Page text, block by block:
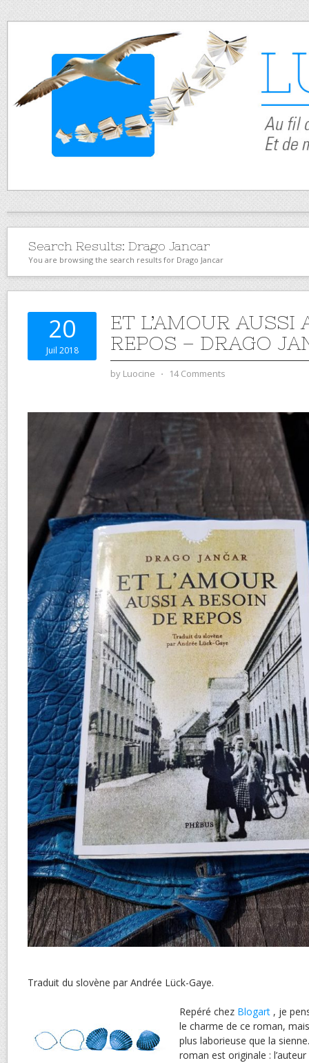
Search Results: Drago Jancar
You are browsing the search results for Drago Jancar
20
Juil 2018
ET L’AMOUR AUSSI
REPOS – DRAGO
by Luocine ⋅ 14 Comments
Traduit du slovène par Andrée Lück-Gaye.
Repéré chez Blogart , je
le charme de ce roman,
plus laborieuse que la
roman est originale :